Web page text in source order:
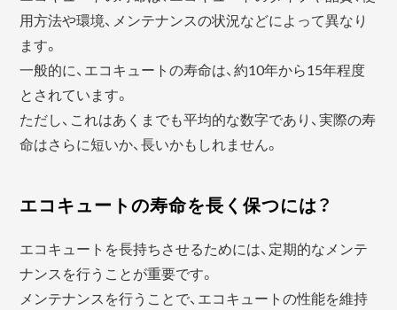
用方法や環境、メンテナンスの状況などによって異なり
ます。
一般的に、エコキュートの寿命は、約10年から15年程度
とされています。
ただし、これはあくまでも平均的な数字であり、実際の寿
命はさらに短いか、長いかもしれません。
エコキュートの寿命を長く保つには？
エコキュートを長持ちさせるためには、定期的なメンテ
ナンスを行うことが重要です。
メンテナンスを行うことで、エコキュートの性能を維持